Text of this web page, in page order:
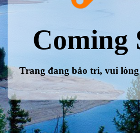
Coming
Trang đang bảo trì, vui